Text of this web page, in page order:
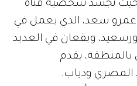
حيث تجسد شخصية فتاة
سعد، الذي يعمل في
ويقعان في العديد
يقدم
ودياب.